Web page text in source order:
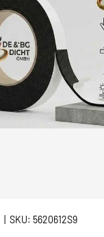
SKU: 5620612S9